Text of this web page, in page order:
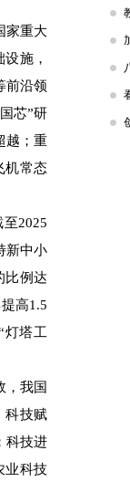
家重大
施，
前沿领
芯”研
越；重
机常态
2025
新中小
比例达
高1.5
灯塔工
我国
科技赋
科技进
业科技